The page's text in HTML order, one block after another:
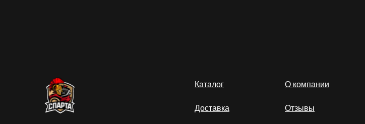
Каталог
Доставка
О компании
Отзывы